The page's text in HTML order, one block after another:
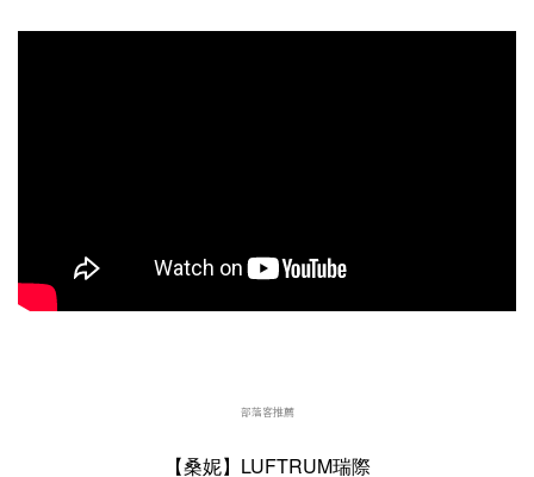
部落客推薦
【桑妮】LUFTRUM瑞際